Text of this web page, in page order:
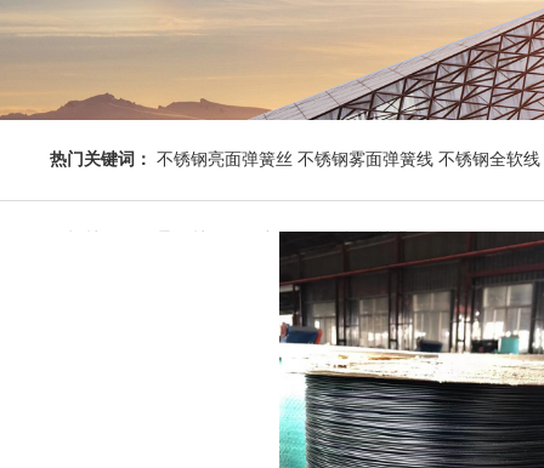
热门关键词： 不锈钢亮面弹簧丝 不锈钢雾面弹簧线 不锈钢全软
钢焊丝 不锈钢异形丝 不锈钢板 不锈钢管 钢丝绳